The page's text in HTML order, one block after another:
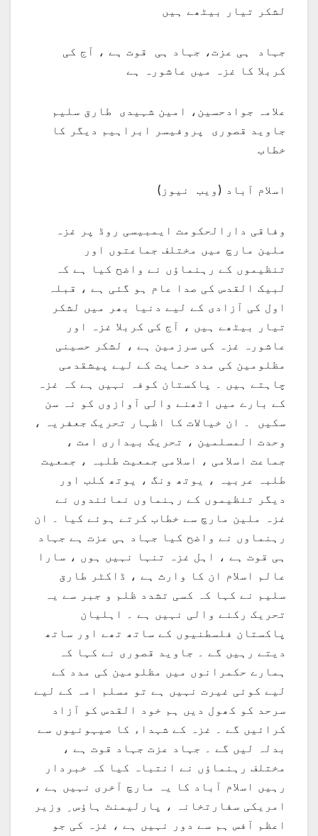
لشکر تیار بیٹھے ہیں
جہاد ہی عزت، جہاد ہی قوت ہے ، آج کی
کربلا کا غزہ میں عاشورہ ہے
علامہ جوادحسین، امین شہیدی طارق سلیم
جاوید قصوری پروفیسر ابراہیم دیگر کا
خطاب
اسلام آباد (ویب نیوز)
وفاقی دارالحکومت ایمبیسی روڈ پر غزہ
ملین مارچ میں مختلف جماعتوں اور
تنظیموں کے رہنماؤں نے واضح کیا ہے کہ
لبیک القدس کی صدا عام ہو گئی ہے ، قبلہ
اول کی آزادی کے لیے دنیا بھر میں لشکر
تیار بیٹھے ہیں ، آج کی کربلا غزہ اور
عاشورہ غزہ کی سرزمین ہے ، لشکر حسینی
مظلومین کی مدد حمایت کے لیے پیشقدمی
چاہتے ہیں ۔ پاکستان کوفہ نہیں ہے کہ غزہ
کے بارے میں اٹھنے والی آوازوں کو نہ سن
سکیں ۔ ان خیالات کا اظہار تحریک جعفریہ ،
وحدت المسلمین ، تحریک بیداری امت ،
جماعت اسلامی ، اسلامی جمعیت طلبہ ، جمعیت
طلبہ عربیہ ، یوتھ ونگ ، یوتھ کلب اور
دیگر تنظیموں کے رہنماوں نمائندوں نے
غزہ ملین مارچ سے خطاب کرتے ہوئے کیا ۔ ان
رہنماوں نے واضح کیا جہاد ہی عزت ہے جہاد
ہی قوت ہے ، اہل غزہ تنہا نہیں ہوں ، سارا
عالم اسلام ان کا وارث ہے ، ڈاکٹر طارق
سلیم نے کہا کہ کسی تشدد ظلم و جبر سے یہ
تحریک رکنے والی نہیں ہے ۔ اہلیان
پاکستان فلسطنیوں کے ساتھ تھے اور ساتھ
دیتے رہیں گے ۔ جاوید قصوری نے کہا کہ
ہمارے حکمرانوں میں مظلومین کی مدد کے
لیے کوئی غیرت نہیں ہے تو مسلم امہ کے لیے
سرحد کو کھول دیں ہم خود القدس کو آزاد
کرائیں گے ۔ غزہ کے شہداء کا صیہونیوں سے
بدلہ لیں گے ۔ جہاد عزت جہاد قوت ہے ،
مختلف رہنماؤں نے انتباہ کیا کہ خبردار
رہیں اسلام آباد کا یہ مارچ آخری نہیں ہے ،
امریکی سفارتخانہ ، پارلیمنٹ ہاؤس ِ وزیر
اعظم آفس ہم سے دور نہیں ہے ، غزہ کی جو